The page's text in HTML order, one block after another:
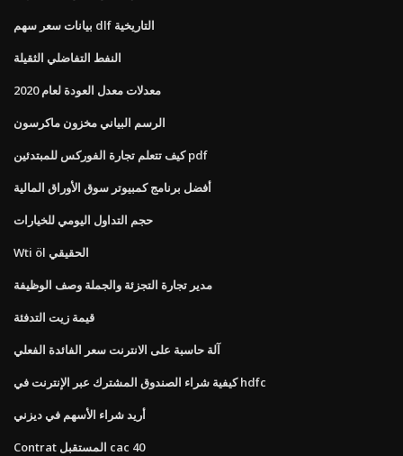
بيانات سعر سهم dlf التاريخية
النفط التفاضلي الثقيلة
معدلات معدل العودة لعام 2020
الرسم البياني مخزون ماكرسون
كيف تتعلم تجارة الفوركس للمبتدئين pdf
أفضل برنامج كمبيوتر سوق الأوراق المالية
حجم التداول اليومي للخيارات
Wti öl الحقيقي
مدير تجارة التجزئة والجملة وصف الوظيفة
قيمة زيت التدفئة
آلة حاسبة على الانترنت سعر الفائدة الفعلي
كيفية شراء الصندوق المشترك عبر الإنترنت في hdfc
أريد شراء الأسهم في ديزني
Contrat المستقبل cac 40